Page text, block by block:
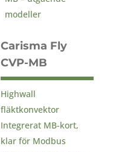
Carisma Fly
CVP-MB
Highwall
fläktkonvektor
Integrerat MB-kort,
klar för Modbus